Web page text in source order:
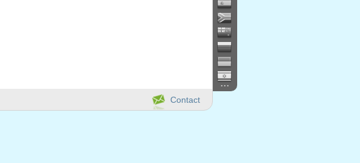
...
Contact